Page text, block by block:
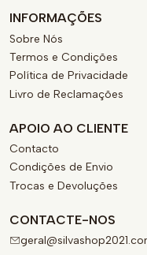
INFORMAÇÕES
Sobre Nós
Termos e Condições
Política de Privacidade
Livro de Reclamações
APOIO AO CLIENTE
Contacto
Condições de Envio
Trocas e Devoluções
CONTACTE-NOS